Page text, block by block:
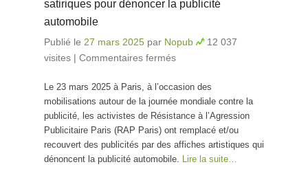
satiriques pour dénoncer la publicité
automobile
Publié le 27 mars 2025 par Nopub
12 037
visites | Commentaires fermés
satiriques pour
dénoncer la publicité
automobile
Le 23 mars 2025 à Paris, à l’occasion des
mobilisations autour de la journée mondiale contre la
publicité, les activistes de Résistance à l’Agression
Publicitaire Paris (RAP Paris) ont remplacé et/ou
recouvert des publicités par des affiches artistiques qui
dénoncent la publicité automobile.
Lire la suite…